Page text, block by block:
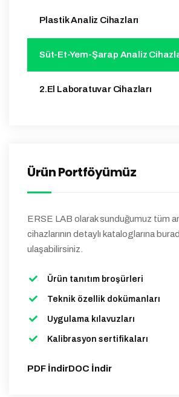
Plastik Analiz Cihazları
Süt-Et-Yem-Şarap Analiz
2.El Laboratuvar Cihazları
Ürün Portföyümüz
ERSE LAB olarak sunduğumuz tüm
cihazlarının detaylı kataloglarına
ulaşabilirsiniz.
Ürün tanıtım broşürleri
Teknik özellik dokümanları
Uygulama kılavuzları
Kalibrasyon sertifikaları
PDF İndirDOC İndir